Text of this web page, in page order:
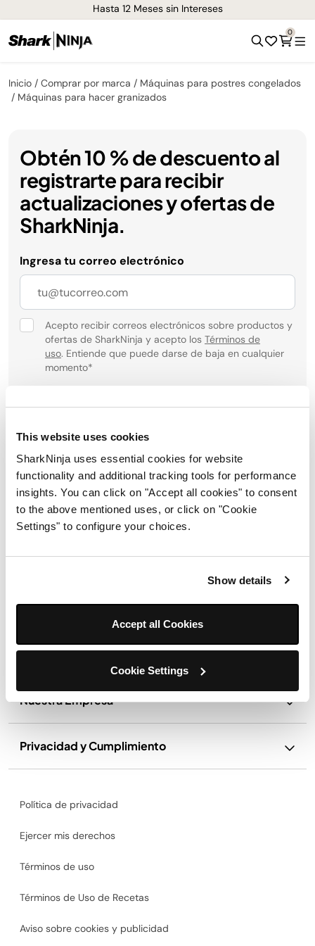
This website uses cookies
SharkNinja uses essential cookies for website
functionality and additional tracking tools for performance
insights. You can click on "Accept all cookies" to consent
to the above mentioned uses, or click on "Cookie
Settings" to configure your choices.
Show details
Accept all Cookies
Cookie Settings
Hasta 12 Meses sin Intereses
0
Inicio Comprar por marca
Máquinas para postres congelados
Máquinas para hacer granizados
Nuestra Empresa
Privacidad y Cumplimiento
Obtén 10 % de descuento al
registrarte para recibir
actualizaciones y ofertas de
SharkNinja.
Ingresa tu correo electrónico
Acepto recibir correos electrónicos sobre productos y
ofertas de SharkNinja y acepto los Términos de
uso. Entiende que puede darse de baja en cualquier
momento*
protegemos su información personal, visite nuestra política
Registrarse
Síguenos:
Política de privacidad
Ejercer mis derechos
Términos de uso
Términos de Uso de Recetas
Aviso sobre cookies y publicidad